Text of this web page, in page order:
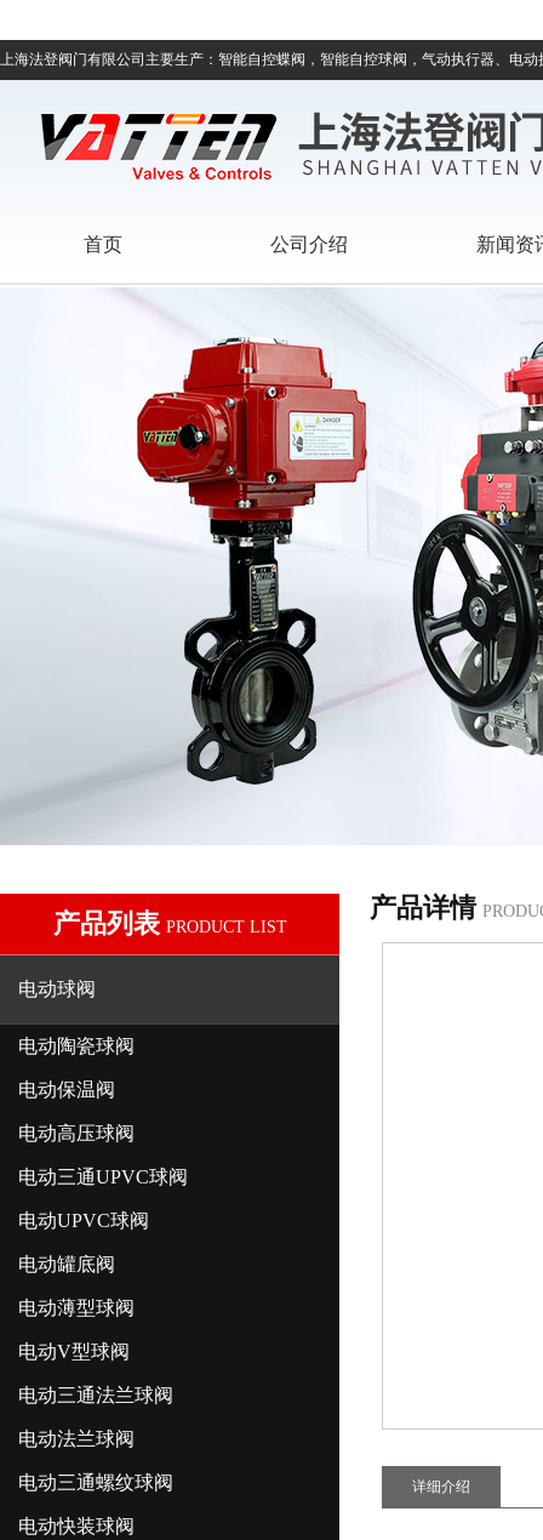
上海法登阀门有限公司主要生产：智能自控蝶阀，智能自控球阀，气动执行器、电
首页 公司介绍 新闻资
产品列表 PRODUCT LIST
电动球阀
电动陶瓷球阀
电动保温阀
电动高压球阀
电动三通UPVC球阀
电动UPVC球阀
电动罐底阀
电动薄型球阀
电动V型球阀
电动三通法兰球阀
电动法兰球阀
电动三通螺纹球阀
电动快装球阀
产品详情
详细介绍